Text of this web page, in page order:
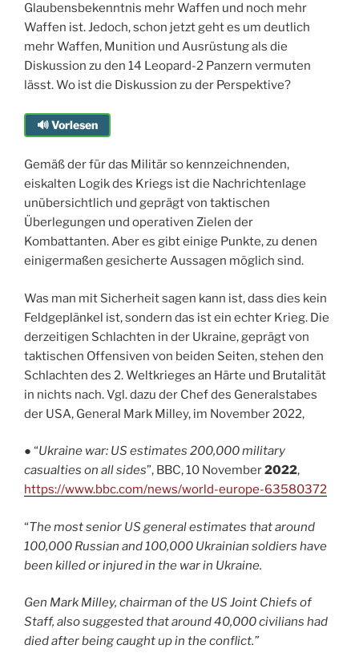
Glaubensbekenntnis mehr Waffen und noch mehr
Waffen ist. Jedoch, schon jetzt geht es um deutlich
mehr Waffen, Munition und Ausrüstung als die
Diskussion zu den 14 Leopard-2 Panzern vermuten
lässt. Wo ist die Diskussion zu der Perspektive?
🔊 Vorlesen
Gemäß der für das Militär so kennzeichnenden,
eiskalten Logik des Kriegs ist die Nachrichtenlage
unübersichtlich und geprägt von taktischen
Überlegungen und operativen Zielen der
Kombattanten. Aber es gibt einige Punkte, zu denen
einigermaßen gesicherte Aussagen möglich sind.
Was man mit Sicherheit sagen kann ist, dass dies kein
Feldgeplänkel ist, sondern das ist ein echter Krieg. Die
derzeitigen Schlachten in der Ukraine, geprägt von
taktischen Offensiven von beiden Seiten, stehen den
Schlachten des 2. Weltkrieges an Härte und Brutalität
in nichts nach. Vgl. dazu der Chef des Generalstabes
der USA, General Mark Milley, im November 2022,
● “Ukraine war: US estimates 200,000 military
casualties on all sides”, BBC, 10 November2022,
https://www.bbc.com/news/world-europe-63580372
“The most senior US general estimates that around
100,000 Russian and 100,000 Ukrainian soldiers have
been killed or injured in the war in Ukraine.
Gen Mark Milley, chairman of the US Joint Chiefs of
Staff, also suggested that around 40,000 civilians had
died after being caught up in the conflict.”